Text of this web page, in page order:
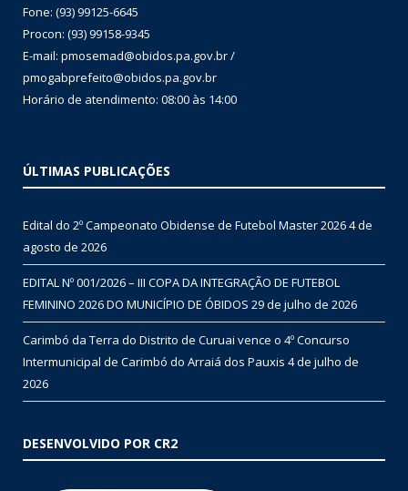
Fone: (93) 99125-6645
Procon: (93) 99158-9345
E-mail: pmosemad@obidos.pa.gov.br /
pmogabprefeito@obidos.pa.gov.br
Horário de atendimento: 08:00 às 14:00
ÚLTIMAS PUBLICAÇÕES
Edital do 2º Campeonato Obidense de Futebol Master 20264 de
agosto de 2026
EDITAL Nº 001/2026 – III COPA DA INTEGRAÇÃO DE FUTEBOL
FEMININO 2026 DO MUNICÍPIO DE ÓBIDOS 29 de julho de 2026
Carimbó da Terra do Distrito de Curuai vence o 4º Concurso
Intermunicipal de Carimbó do Arraiá dos Pauxis 4 de julho de
2026
DESENVOLVIDO POR CR2